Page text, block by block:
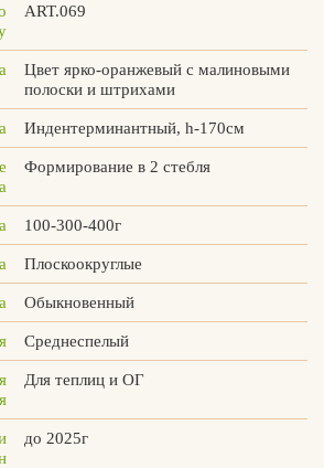
ART.069
Цвет ярко-оранжевый с малиновыми
полоски и штрихами
Индентерминантный, h-170см
Формирование в 2 стебля
100-300-400г
Плоскоокруглые
Обыкновенный
Среднеспелый
Для теплиц и ОГ
до 2025г